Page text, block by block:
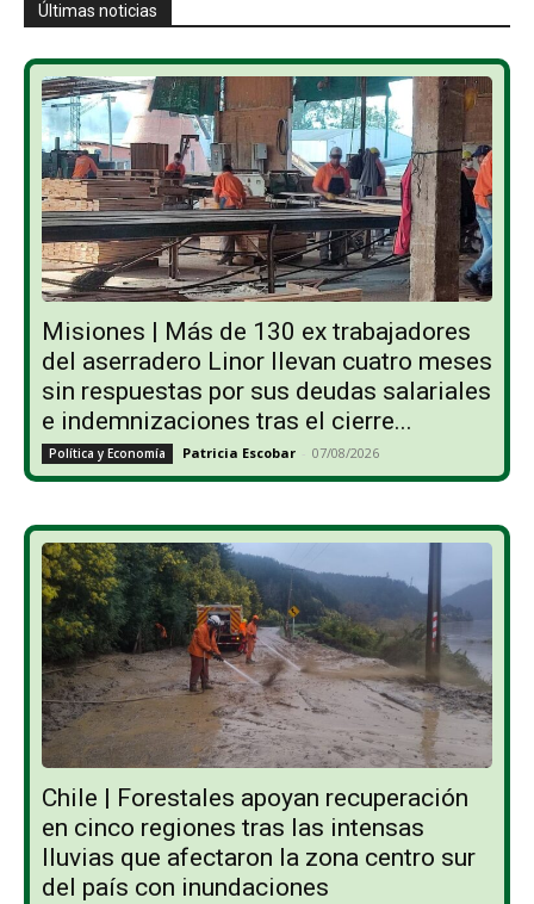
Últimas noticias
Misiones | Más de 130 ex trabajadores
del aserradero Linor llevan cuatro meses
sin respuestas por sus deudas salariales
e indemnizaciones tras el cierre...
Política y Economía Patricia Escobar - 07/08/2026
Chile | Forestales apoyan recuperación
en cinco regiones tras las intensas
lluvias que afectaron la zona centro sur
del país con inundaciones